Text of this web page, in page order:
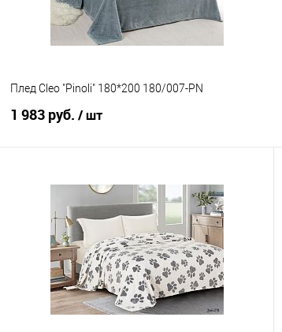
Плед Cleo "Pinoli" 180*200 180/007-PN
1 983 руб. / шт
Купить в 1 клик
Сравнение
В избранное
В наличии